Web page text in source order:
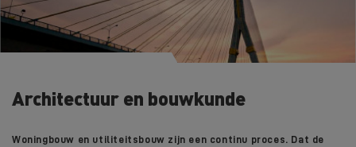
Architectuur en bouwkunde
Woningbouw en utiliteitsbouw zijn een continu proces. Dat de